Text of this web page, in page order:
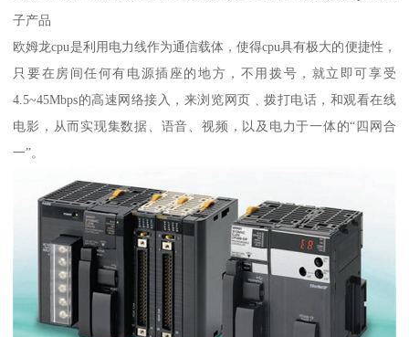
子产品
欧姆龙cpu是利用电力线作为通信载体，使得cpu具有极大的便捷性，
只要在房间任何有电源插座的地方，不用拨号，就立即可享受
4.5~45Mbps的高速网络接入，来浏览网页﹑拨打电话，和观看在线
电影，从而实现集数据、语音、视频，以及电力于一体的“四网合
一”。